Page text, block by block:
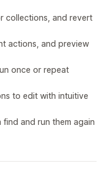
collections, and revert
actions, and preview
once or repeat
to edit with intuitive
and run them again